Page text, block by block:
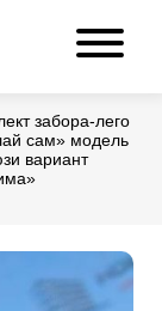
забора-лего
сам» модель
вариант